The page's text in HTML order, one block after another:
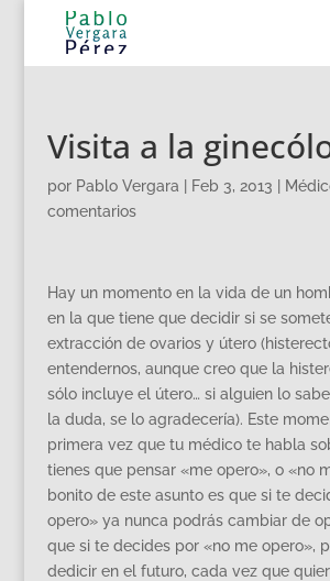
Visita a la
por Pablo Vergara Feb 3, 2013
comentarios
Hay un momento en la vida de un
en la que tiene que decidir si se
extracción de ovarios y útero
entendernos, aunque creo que la
sólo incluye el útero… si alguien lo
la duda, se lo agradecería). Este
primera vez que tu médico te habla
tienes que pensar «me opero», o «no
bonito de este asunto es que si te
opero» ya nunca podrás cambiar de
que si te decides por «no me opero»,
dedicir en el futuro, cada vez que